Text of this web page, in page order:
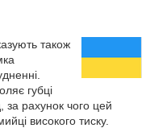
також
губці
за рахунок чого цей
високого тиску.